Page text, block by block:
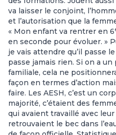
va laisser le conjoint,
et l’autorisation que la
« Mon enfant va rentrer en 6
en seconde pour évoluer. »
je vais attendre qu’il passe
passe jamais rien. Si on a
familiale, cela ne
façon en termes d’action
faire. Les AESH, c’est un
majorité, c’étaient des
qui avaient travaillé avec
retrouvaient le bec dans